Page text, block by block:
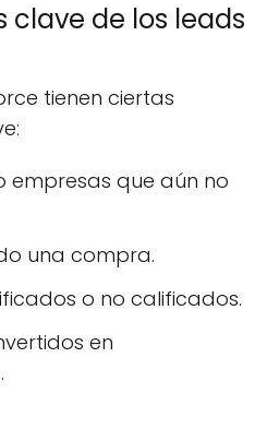
clave de los leads
tienen ciertas
empresas que aún no
una compra.
o no calificados.
en